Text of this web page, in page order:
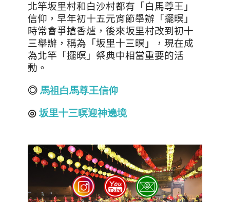
北竿坂里村和白沙村都有「白馬尊王」
信仰，早年初十五元宵節舉辦「擺暝」
時常會爭搶香爐，後來坂里村改到初十
三舉辦，稱為「坂里十三暝」，現在成
為北竿「擺暝」祭典中相當重要的活
動。
◎ 馬祖白馬尊王信仰
◎坂里十三暝迎神遶境